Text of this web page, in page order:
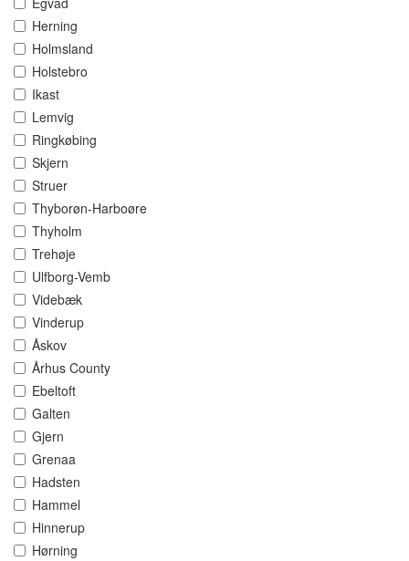
Herning
Holmsland
Holstebro
Ikast
Lemvig
Ringkøbing
Skjern
Struer
Thyborøn-Harboøre
Thyholm
Trehøje
Ulfborg-Vemb
Videbæk
Vinderup
Åskov
Århus County
Ebeltoft
Galten
Gjern
Grenaa
Hadsten
Hammel
Hinnerup
Hørning